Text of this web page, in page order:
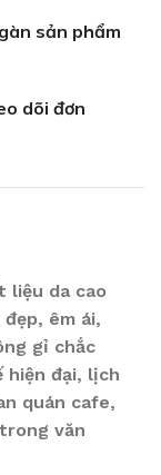
sản phẩm
dõi đơn
liệu da cao
êm ái,
gỉ chắc
hiện đại, lịch
quán cafe,
văn